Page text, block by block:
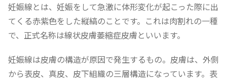
妊娠線とは、妊娠をして急激に体形変化が起こった際に出
てくる赤紫色をした縦縞のことです。これは肉割れの一種
で、正式名称は線状皮膚萎縮症皮膚といいます。
妊娠線は皮膚の構造が原因で発生するもの。皮膚は、外側
から表皮、真皮、皮下組織の三層構造になっています。表